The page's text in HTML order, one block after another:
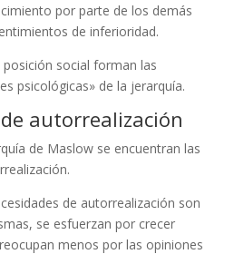
por parte de los demás
de inferioridad.
social forman las
psicológicas» de la jerarquía.
autorrealización
de Maslow se encuentran las
de autorrealización son
se esfuerzan por crecer
menos por las opiniones